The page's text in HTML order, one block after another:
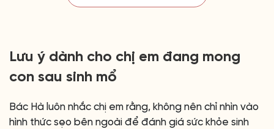
Lưu ý dành cho chị em đang mong
con sau sinh mổ
Bác Hà luôn nhắc chị em rằng, không nên chỉ nhìn vào
hình thức sẹo bên ngoài để đánh giá sức khỏe sinh